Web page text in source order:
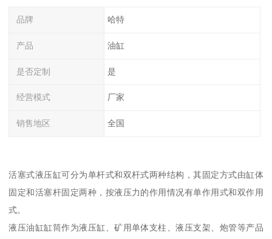
品牌 哈特
产品 油缸
是否定制 是
经营模式 厂家
销售地区 全国
活塞式液压缸可分为单杆式和双杆式两种结构，其固定方式由缸体
固定和活塞杆固定两种，按液压力的作用情况有单作用式和双作用
式。
液压油缸缸筒作为液压缸、矿用单体支柱、液压支架、炮管等产品